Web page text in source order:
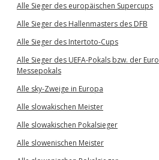
Alle Sieger des europäischen Supercups
Alle Sieger des Hallenmasters des DFB
Alle Sieger des Intertoto-Cups
Alle Sieger des UEFA-Pokals bzw. der
Messepokals
Alle sky-Zweige in Europa
Alle slowakischen Meister
Alle slowakischen Pokalsieger
Alle slowenischen Meister